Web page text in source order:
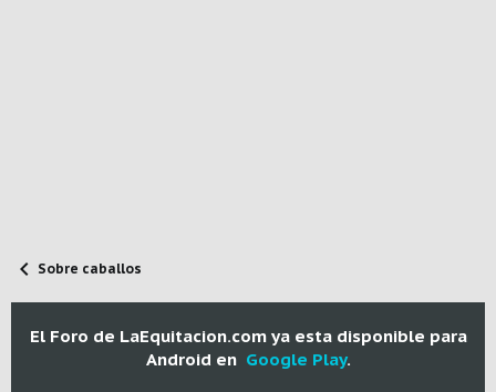
Sobre caballos
El Foro de LaEquitacion.com ya esta disponible para
Android en Google Play.